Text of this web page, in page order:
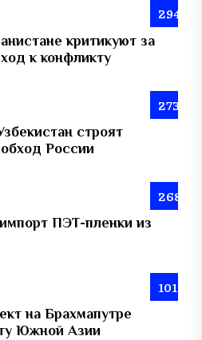
294
критикуют за
к конфликту
273
строят
России
268
ПЭТ-пленки из
101
на Брахмапутре
Южной Азии